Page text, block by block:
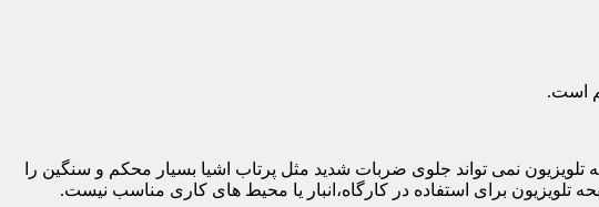
است.
نمی تواند جلوی ضربات شدید مثل پرتاب اشیا بسیار محکم و سنگین را
برای استفاده در کارگاه،انبار یا محیط های کاری مناسب نیست.